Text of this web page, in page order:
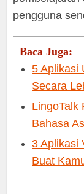
pengguna
Baca Juga:
5 Aplikasi
Secara
LingoTalk
Bahasa
3 Aplikasi
Buat